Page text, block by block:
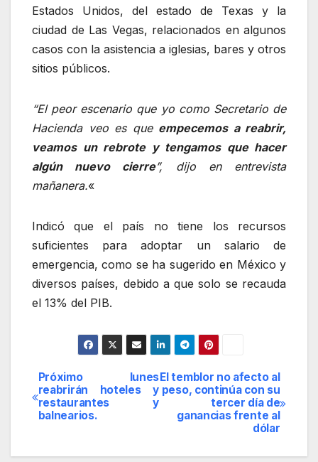
Estados Unidos, del estado de Texas y la
ciudad de Las Vegas, relacionados en algunos
casos con la asistencia a iglesias, bares y otros
sitios públicos.
“El peor escenario que yo como Secretario de
Hacienda veo es que empecemos a reabrir,
veamos un rebrote y tengamos que hacer
algún nuevo cierre”, dijo en entrevista
mañanera.«
Indicó que el país no tiene los recursos
suficientes para adoptar un salario de
emergencia, como se ha sugerido en México y
diversos países, debido a que solo se recauda
el 13% del PIB.
Navegación
de
El temblor no afecto al
peso, continúa con su
tercer día de
ganancias frente al
dólar
Próximo lunes
reabrirán hoteles y
restaurantes y
balnearios.